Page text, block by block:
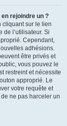
rejoindre un ?
cliquant sur le lien
de l’utilisateur. Si
Cependant,
adhésions.
être privés et
vous pouvez le
restreint et nécessite
approprié. Le
votre requête et
ne pas harceler un